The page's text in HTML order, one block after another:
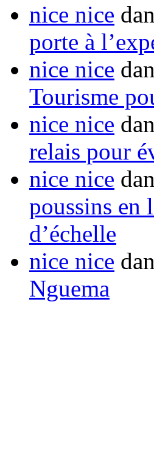
nice nice
porte à
nice nice
Tourisme
nice nice
relais pour
nice nice
poussins en
d’échelle
nice nice
Nguema